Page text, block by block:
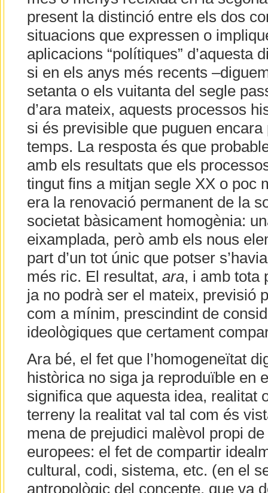
present la distinció entre els dos
situacions que expressen o
aplicacions “polítiques” d’aquesta
si en els anys més recents
setanta o els vuitanta del segle
d’ara mateix, aquests processos
si és previsible que puguen
temps. La resposta és que
amb els resultats que els
tingut fins a mitjan segle XX o poc
era la renovació permanent de la
societat bàsicament homogènia:
eixamplada, però amb els nous
part d’un tot únic que potser
més ric. El resultat, ara, i amb tota
ja no podrà ser el mateix, previsió
com a mínim, prescindint de
ideològiques que certament
Ara bé, el fet que l’homogeneïtat
històrica no siga ja reproduïble en
significa que aquesta idea, realitat
terreny la realitat val tal com és
mena de prejudici malèvol propi
europees: el fet de compartir
cultural, codi, sistema, etc. (en el
antropològic del concepte, que va